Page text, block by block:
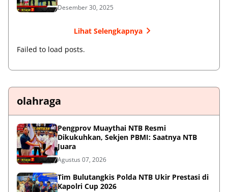
Desember 30, 2025
Lihat Selengkapnya
Failed to load posts.
olahraga
Pengprov Muaythai NTB Resmi
Dikukuhkan, Sekjen PBMI: Saatnya NTB
Juara
Agustus 07, 2026
Tim Bulutangkis Polda NTB Ukir Prestasi di
Kapolri Cup 2026